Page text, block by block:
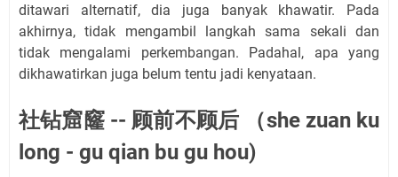
ditawari alternatif, dia juga banyak khawatir. Pada
akhirnya, tidak mengambil langkah sama sekali dan
tidak mengalami perkembangan. Padahal, apa yang
dikhawatirkan juga belum tentu jadi kenyataan.
社钻窟窿 -- 顾前不顾后 （she zuan ku
long - gu qian bu gu hou)